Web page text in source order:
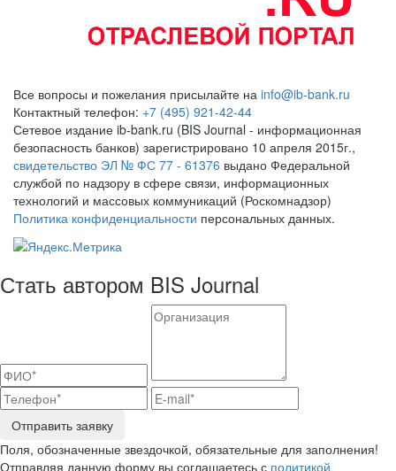
Все вопросы и пожелания присылайте на info@ib-bank.ru
Контактный телефон: +7 (495) 921-42-44
Сетевое издание ib-bank.ru (BIS Journal - информационная
безопасность банков) зарегистрировано 10 апреля 2015г.,
свидетельство ЭЛ № ФС 77 - 61376 выдано Федеральной
службой по надзору в сфере связи, информационных
технологий и массовых коммуникаций (Роскомнадзор)
Политика конфиденциальности персональных данных.
Стать автором BIS Journal
Отправить заявку
Поля, обозначенные звездочкой, обязательные для заполнения!
Отправляя данную форму вы соглашаетесь с политикой